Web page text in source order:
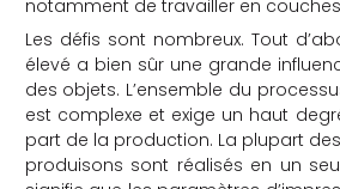
notamment de travailler en
Les défis sont nombreux. Tout
élevé a bien sûr une grande
des objets. L’ensemble du
est complexe et exige un haut
part de la production. La plupart
produisons sont réalisés en un